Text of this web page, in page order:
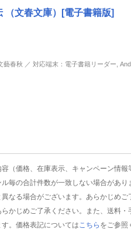
文春文庫）[電子書籍版]
春秋 ／ 対応端末：電子書籍リーダー,
価格、在庫表示、キャンペーン情報
毎の合計件数が一致しない場合があり
なる場合がございます。あらかじめご
じめご了承ください。また、送料・
。価格表記については こちら をご参照